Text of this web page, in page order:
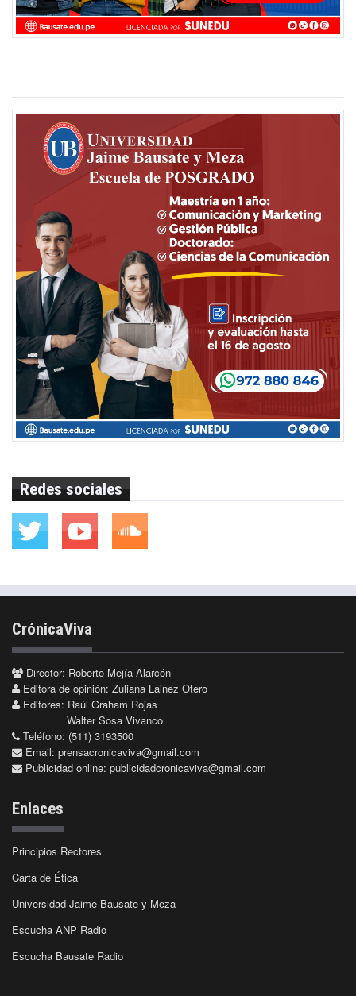
Redes sociales
CrónicaViva
Director: Roberto Mejía Alarcón
Editora de opinión: Zuliana Lainez Otero
Editores: Raúl Graham Rojas
Walter Sosa Vivanco
Teléfono: (511) 3193500
Email: prensacronicaviva@gmail.com
Publicidad online: publicidadcronicaviva@gmail.com
Enlaces
Principios Rectores
Carta de Ética
Universidad Jaime Bausate y Meza
Escucha ANP Radio
Escucha Bausate Radio